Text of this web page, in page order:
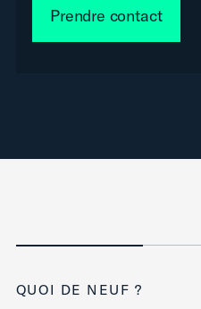
Prendre contact
QUOI DE NEUF ?